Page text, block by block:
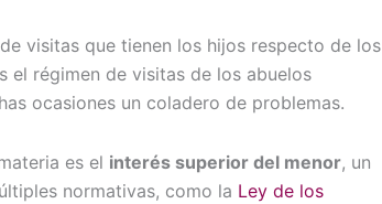
visitas que tienen los hijos respecto de los
el régimen de visitas de los abuelos
ocasiones un coladero de problemas.
es el interés superior del menor, un
normativas, como la Ley de los